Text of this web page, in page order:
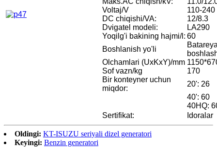
Voltaj/V
110-240
DC chiqishi/VA:
12/8.3
Dvigatel modeli:
LA290
Yoqilg'i bakining hajmi/l: 60
Boshlanish yo'li
Olchamlari (UxKxY)/mm
Sof vazn/kg
170
Bir konteyner uchun
miqdor:
20': 26
40': 60
40HQ:
Sertifikat:
Idoralar
Oldingi: KT-ISUZU seriyali dizel generatori
Keyingi: Benzin generatori